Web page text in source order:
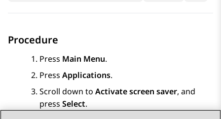
Procedure
Press Main Menu.
Press Applications.
Scroll down to Activate screen saver, and
press Select.